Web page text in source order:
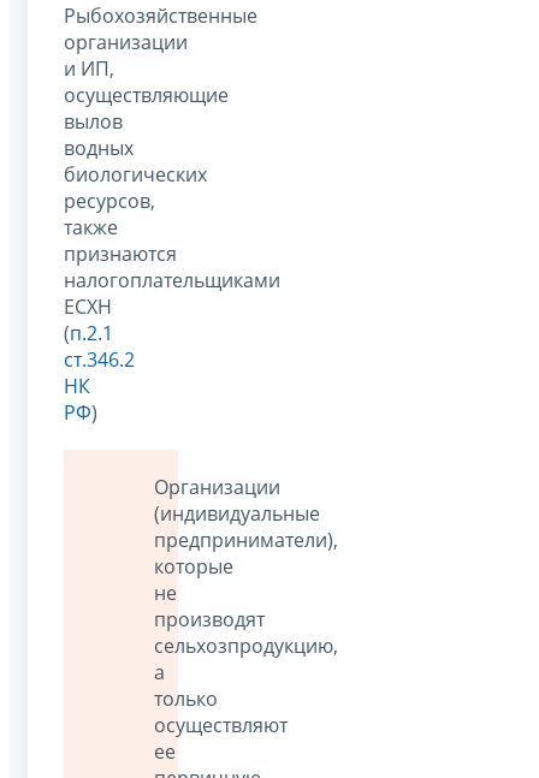
Рыбохозяйственные
организации
и ИП,
осуществляющие
вылов
водных
биологических
ресурсов,
также
признаются
налогоплательщиками
ЕСХН
(п.2.1
ст.346.2
НК
РФ)
Организации
(индивидуальные
предприниматели),
которые
не
производят
сельхозпродукцию,
а
только
осуществляют
ее